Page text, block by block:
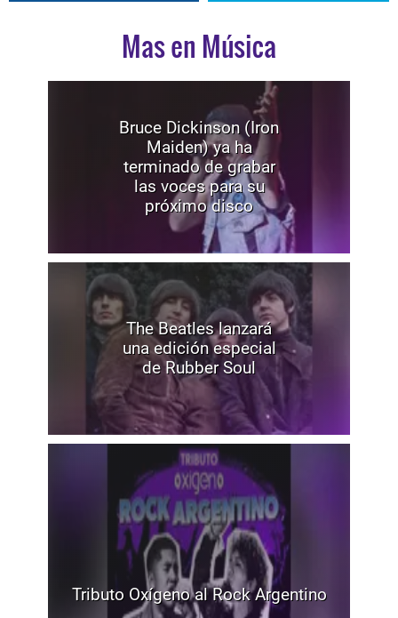
Mas en Música
Bruce Dickinson (Iron
Maiden) ya ha
terminado de grabar
las voces para su
próximo disco
The Beatles lanzará
una edición especial
de Rubber Soul
Tributo Oxígeno al Rock Argentino